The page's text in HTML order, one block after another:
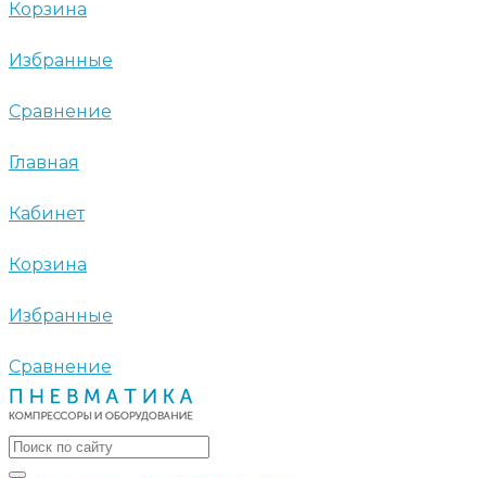
Корзина
Избранные
Сравнение
Главная
Кабинет
Корзина
Избранные
Сравнение